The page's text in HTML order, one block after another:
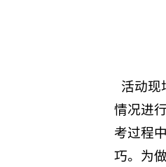
活动现
情况进
考过程
巧。为